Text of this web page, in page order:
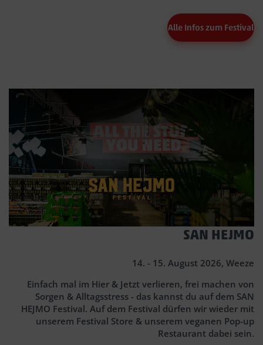
Alle Infos zum Festival
SAN HEJMO
14. - 15. August 2026, Weeze
Einfach mal im Hier & Jetzt verlieren, frei machen von
Sorgen & Alltagsstress - das kannst du auf dem SAN
HEJMO Festival. Auf dem Festival dürfen wir wieder mit
unserem Festival Store & unserem veganen Pop-up
Restaurant dabei sein.